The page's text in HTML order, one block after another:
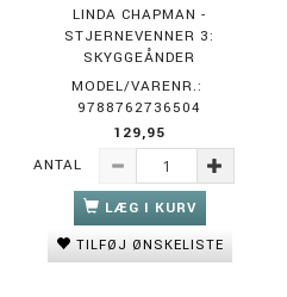
LINDA CHAPMAN -
STJERNEVENNER 3:
SKYGGEÅNDER
MODEL/VARENR.:
9788762736504
129,95
ANTAL
LÆG I KURV
TILFØJ ØNSKELISTE